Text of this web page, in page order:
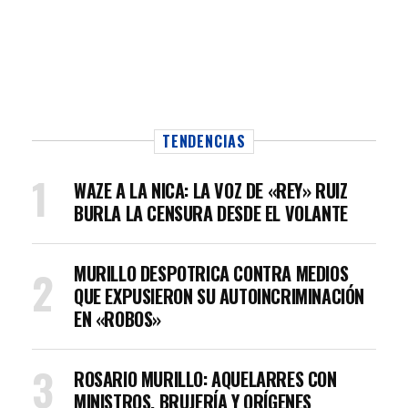
TENDENCIAS
WAZE A LA NICA: LA VOZ DE «REY» RUIZ
BURLA LA CENSURA DESDE EL VOLANTE
MURILLO DESPOTRICA CONTRA MEDIOS
QUE EXPUSIERON SU AUTOINCRIMINACIÓN
EN «ROBOS»
ROSARIO MURILLO: AQUELARRES CON
MINISTROS, BRUJERÍA Y ORÍGENES